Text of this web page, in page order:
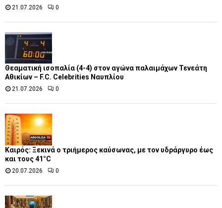
21.07.2026 0
Θεαματική ισοπαλία (4-4) στον αγώνα παλαιμάχων Τενεάτη
Αθικίων – F.C. Celebrities Ναυπλίου
21.07.2026 0
Καιρός: Ξεκινά ο τριήμερος καύσωνας, με τον υδράργυρο έως
και τους 41°C
20.07.2026 0